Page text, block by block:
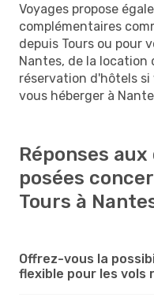
Voyages propose
complémentaires
depuis Tours ou pour
Nantes, de la location
réservation d'hôtels
vous héberger à
Réponses
posées
Tours à
Offrez-vous la
flexible pour les vols